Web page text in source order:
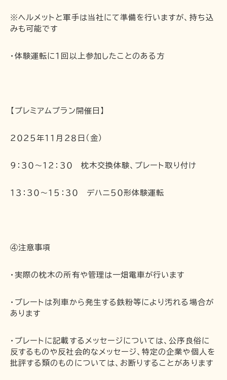
※ヘルメットと軍手は当社にて準備を行いますが、持ち込
みも可能です
・体験運転に１回以上参加したことのある方
【プレミアムプラン開催日】
２０２５年１１月２８日（金）
９：３０～１２：３０ 枕木交換体験、プレート取り付け
１３：３０～１５：３０ デハニ５０形体験運転
④注意事項
・実際の枕木の所有や管理は一畑電車が行います
・プレートは列車から発生する鉄粉等により汚れる場合が
あります
・プレートに記載するメッセージについては、公序良俗に
反するものや反社会的なメッセージ、特定の企業や個人を
批評する類のものについては、お断りすることがあります